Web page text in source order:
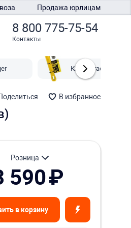
Продажа юрлицам
8 800 775-75-54
Контакты
Ключи гаечные
В избранное
розница
590₽
в корзину